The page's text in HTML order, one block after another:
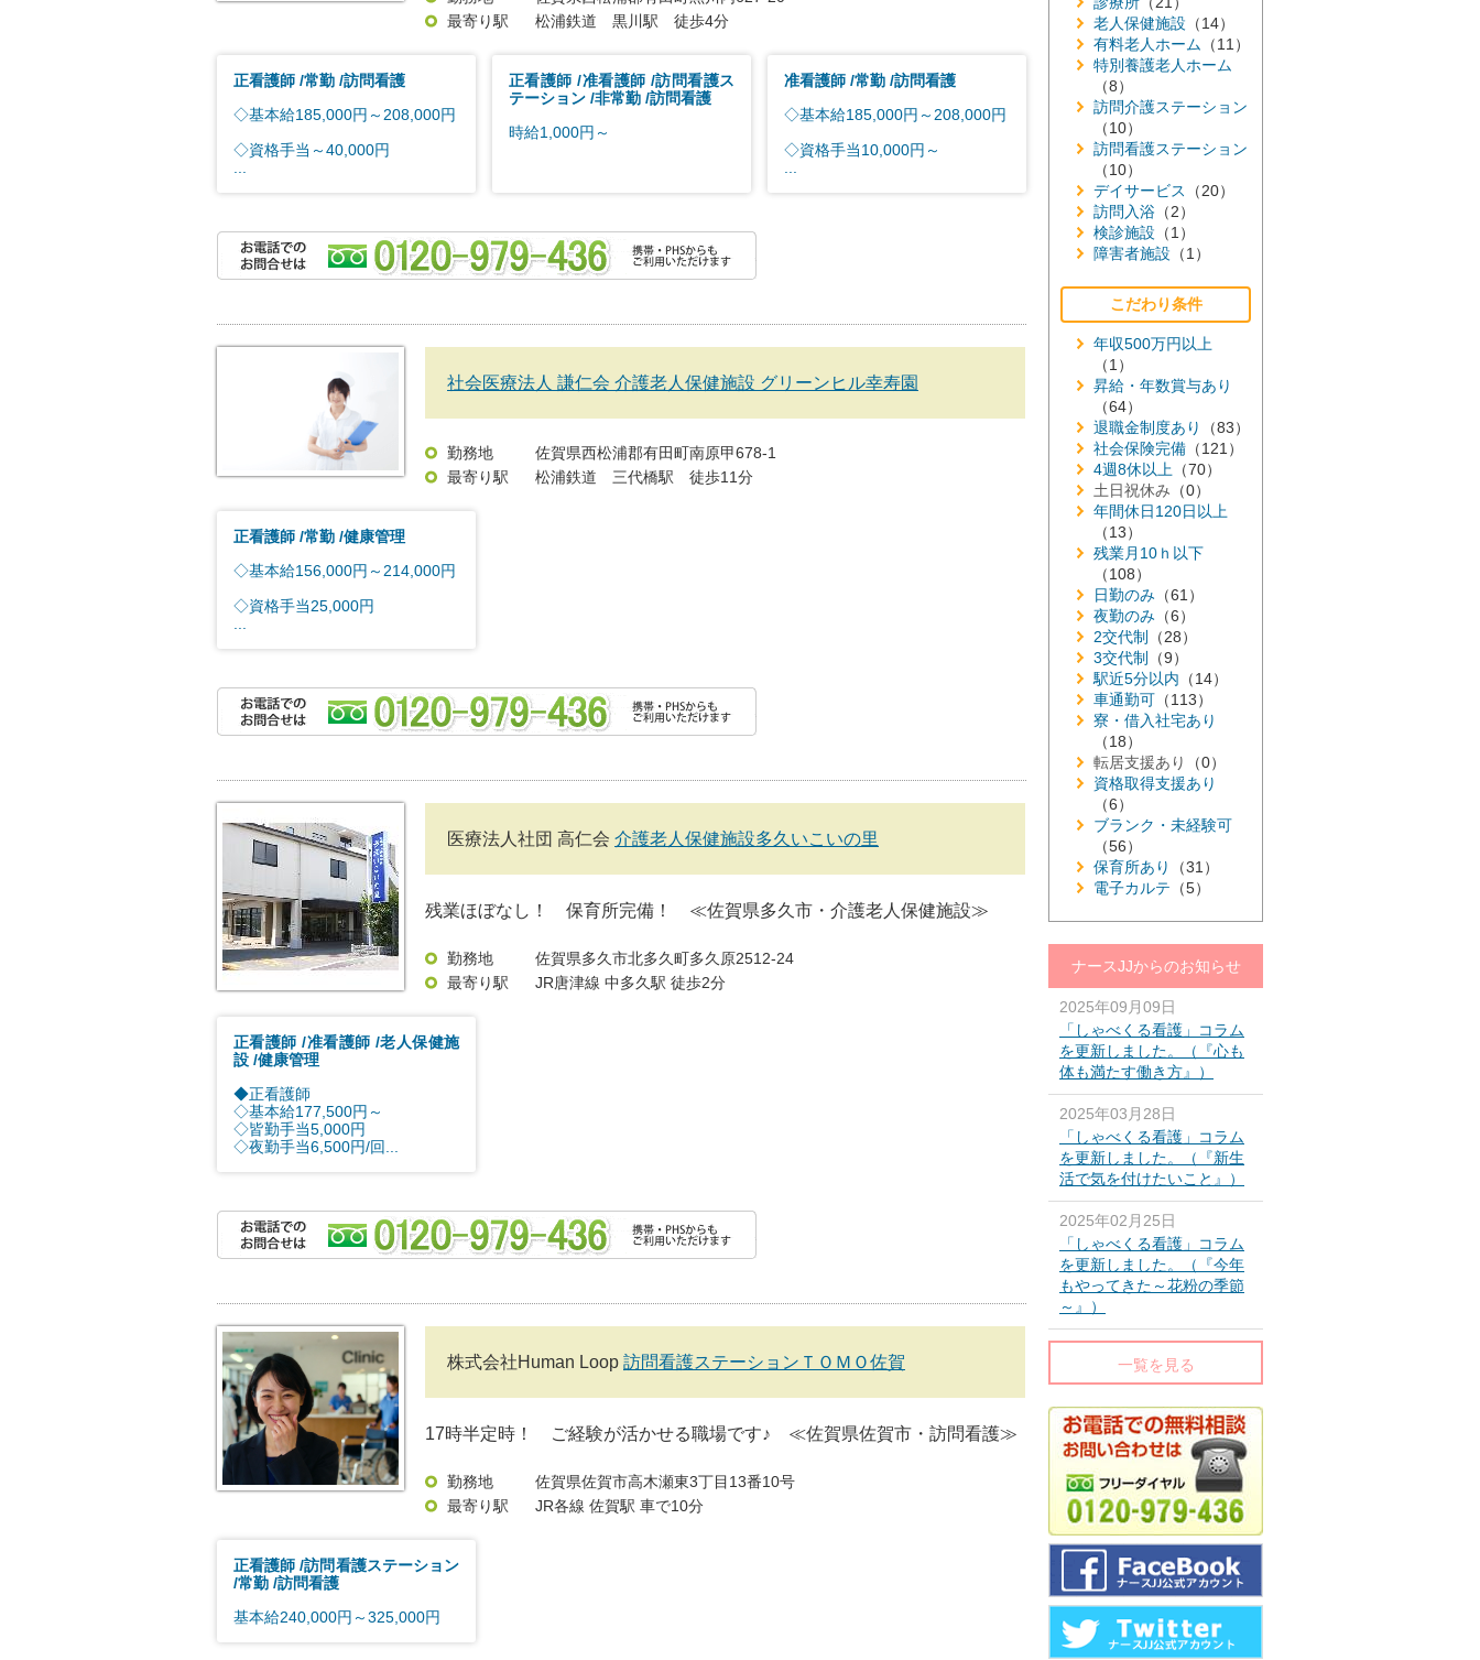
最寄り駅
松浦鉄道 黒川駅 徒歩4分
正看護師 常勤 訪問看護
◇基本給185,000円～208,000円
◇資格手当～40,000円
正看護師 准看護師 訪問看護ス
テーション 非常勤 訪問看護
時給1,000円～
准看護師 常勤 訪問看護
◇基本給185,000円～208,000円
◇資格手当10,000円～
社会医療法人 謙仁会 介護老人保健施設 グリーンヒル幸寿園
勤務地
佐賀県西松浦郡有田町南原甲678-1
最寄り駅
松浦鉄道 三代橋駅 徒歩11分
正看護師 常勤 健康管理
◇基本給156,000円～214,000円
◇資格手当25,000円
医療法人社団 高仁会 介護老人保健施設多久いこいの里
残業ほぼなし！ 保育所完備！ ≪佐賀県多久市・介護老人保健施設≫
勤務地
佐賀県多久市北多久町多久原2512-24
最寄り駅
JR唐津線 中多久駅 徒歩2分
正看護師 准看護師 老人保健施
設 健康管理
◆正看護師
◇基本給177,500円～
◇皆勤手当5,000円
◇夜勤手当6,500円/回...
株式会社Human Loop 訪問看護ステーションＴＯＭＯ佐賀
17時半定時！ ご経験が活かせる職場です♪ ≪佐賀県佐賀市・訪問看護≫
勤務地
佐賀県佐賀市高木瀬東3丁目13番10号
最寄り駅
JR各線 佐賀駅 車で10分
正看護師 訪問看護ステーション
常勤 訪問看護
基本給240,000円～325,000円
老人保健施設 （14）
有料老人ホーム （11）
特別養護老人ホーム
（8）
訪問介護ステーション
（10）
訪問看護ステーション
（10）
デイサービス
（20）
訪問入浴 （2）
検診施設 （1）
障害者施設 （1）
こだわり条件
年収500万円以上
（1）
昇給・年数賞与あり
（64）
退職金制度あり
（83）
社会保険完備 （121）
4週8休以上 （70）
土日祝休み （0）
年間休日120日以上
（13）
残業月10ｈ以下
（108）
日勤のみ （61）
夜勤のみ （6）
2交代制
（28）
3交代制
（9）
駅近5分以内 （14）
車通勤可 （113）
寮・借入社宅あり
（18）
転居支援あり
（0）
資格取得支援あり
（6）
ブランク・未経験可
（56）
保育所あり
（31）
電子カルテ （5）
ナースJJからのお知らせ
2025年09月09日
「しゃべくる看護」コラム
を更新しました。（『心も
体も満たす働き方』）
2025年03月28日
「しゃべくる看護」コラム
を更新しました。（『新生
活で気を付けたいこと』）
2025年02月25日
「しゃべくる看護」コラム
を更新しました。（『今年
もやってきた～花粉の季節
～』）
一覧を見る